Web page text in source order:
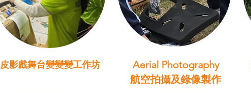
皮影戲舞台變變變工作坊
Aerial Photography
航空拍攝及錄像製作